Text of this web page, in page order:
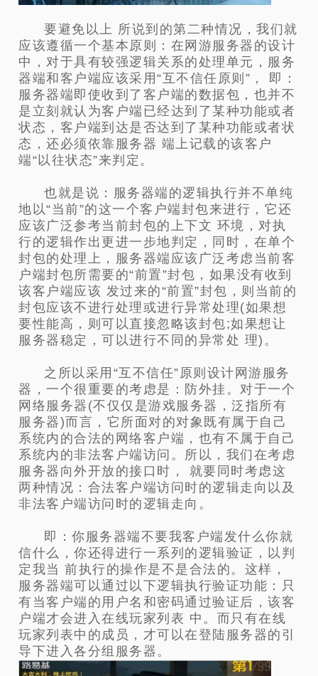
要避免以上 所说到的第二种情况，我们就
应该遵循一个基本原则：在网游服务器的设计
中，对于具有较强逻辑关系的处理单元，服务
器端和客户端应该采用“互不信任原则”， 即：
服务器端即使收到了客户端的数据包，也并不
是立刻就认为客户端已经达到了某种功能或者
状态，客户端到达是否达到了某种功能或者状
态，还必须依靠服务器 端上记载的该客户
端“以往状态”来判定。
也就是说：服务器端的逻辑执行并不单纯
地以“当前”的这一个客户端封包来进行，它还
应该广泛参考当前封包的上下文 环境，对执
行的逻辑作出更进一步地判定，同时，在单个
封包的处理上，服务器端应该广泛考虑当前客
户端封包所需要的“前置”封包，如果没有收到
该客户端应该 发过来的“前置”封包，则当前的
封包应该不进行处理或进行异常处理(如果想
要性能高，则可以直接忽略该封包;如果想让
服务器稳定，可以进行不同的异常处 理)。
之所以采用“互不信任”原则设计网游服务
器，一个很重要的考虑是：防外挂。对于一个
网络服务器(不仅仅是游戏服务器，泛指所有
服务器)而言，它所面对的对象既有属于自己
系统内的合法的网络客户端，也有不属于自己
系统内的非法客户端访问。所以，我们在考虑
服务器向外开放的接口时， 就要同时考虑这
两种情况：合法客户端访问时的逻辑走向以及
非法客户端访问时的逻辑走向。
即：你服务器端不要我客户端发什么你就
信什么，你还得进行一系列的逻辑验证，以判
定我当 前执行的操作是不是合法的。这样，
服务器端可以通过以下逻辑执行验证功能：只
有当客户端的用户名和密码通过验证后，该客
户端才会进入在线玩家列表 中。而只有在线
玩家列表中的成员，才可以在登陆服务器的引
导下进入各分组服务器。